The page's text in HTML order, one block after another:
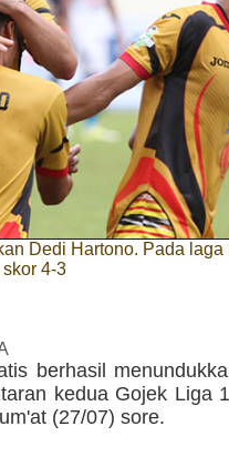
Dedi Hartono. Pada laga
4-3
berhasil
kedua Gojek Liga
(27/07) sore.